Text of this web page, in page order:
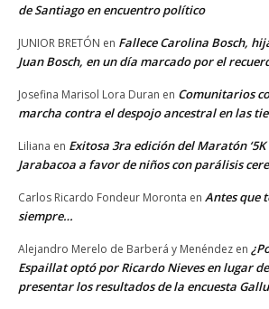
de Santiago en encuentro político
JUNIOR BRETÓN en Fallece Carolina Bosch,
Juan Bosch, en un día marcado por el
Josefina Marisol Lora Duran en Comunitarios
marcha contra el despojo ancestral en las
Liliana en Exitosa 3ra edición del Maratón
Jarabacoa a favor de niños con parálisis
Carlos Ricardo Fondeur Moronta en Antes que
siempre…
Alejandro Merelo de Barberá y Menéndez en
Espaillat optó por Ricardo Nieves en lugar
presentar los resultados de la encuesta